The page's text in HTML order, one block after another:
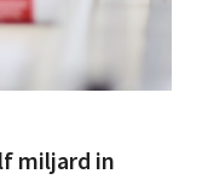
miljard in